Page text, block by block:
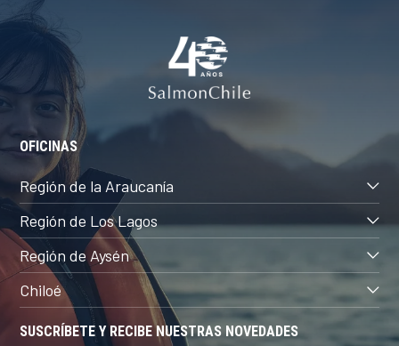
SUSCRÍBETE Y RECIBE NUESTRAS NOVEDADES
OFICINAS
Región de la Araucanía
Región de Los Lagos
Región de Aysén
Chiloé